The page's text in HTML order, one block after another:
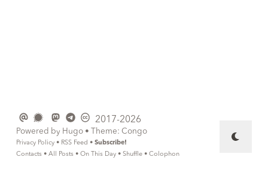
2017-2026
Powered by Hugo • Theme: Congo
Privacy Policy • RSS Feed • Subscribe!
Contacts • All Posts • On This Day • Shuffle • Colophon